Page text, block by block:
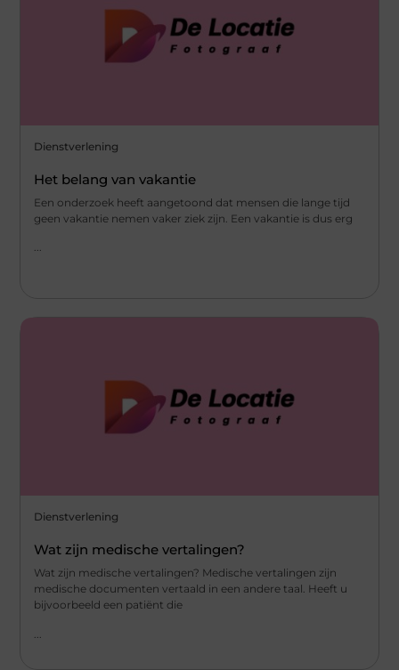
Dienstverlening
Het belang van vakantie
Een onderzoek heeft aangetoond dat mensen die lange tijd
geen vakantie nemen vaker ziek zijn. Een vakantie is dus erg
...
Dienstverlening
Wat zijn medische vertalingen?
Wat zijn medische vertalingen? Medische vertalingen zijn
medische documenten vertaald in een andere taal. Heeft u
bijvoorbeeld een patiënt die